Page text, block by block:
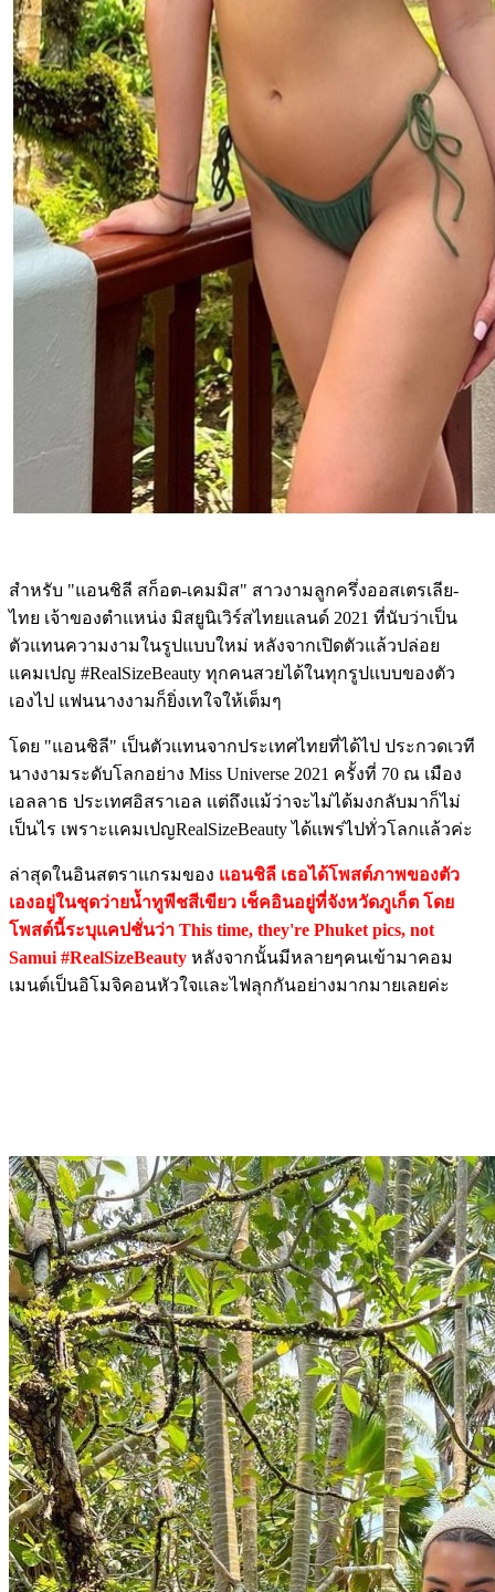
สำหรับ "แอนชิลี สก็อต-เคมมิส" สาวงามลูกครึ่งออสเตรเลีย-
ไทย เจ้าของตำแหน่ง มิสยูนิเวิร์สไทยแลนด์ 2021 ที่นับว่าเป็น
ตัวแทนความงามในรูปแบบใหม่ หลังจากเปิดตัวแล้วปล่อย
แคมเปญ #RealSizeBeauty ทุกคนสวยได้ในทุกรูปแบบของตัว
เองไป แฟนนางงามก็ยิ่งเทใจให้เต็มๆ
โดย "แอนชิลี" เป็นตัวเเทนจากประเทศไทยที่ได้ไป ประกวดเวที
นางงามระดับโลกอย่าง Miss Universe 2021 ครั้งที่ 70 ณ เมือง
เอลลาธ ประเทศอิสราเอล เเต่ถึงเเม้ว่าจะไม่ได้มงกลับมาก็ไม่
เป็นไร เพราะเเคมเปญRealSizeBeauty ได้เเพร่ไปทั่วโลกเเล้วค่ะ
ล่าสุดในอินสตราแกรมของ เเอนชิลี เธอได้โพสต์ภาพของตัว
เองอยู่ในชุดว่ายน้ำทูพีชสีเขียว เช็คอินอยู่ที่จังหวัดภูเก็ต โดย
โพสต์นี้ระบุเเคปชั่นว่า This time, they're Phuket pics, not
Samui #RealSizeBeauty หลังจากนั้นมีหลายๆคนเข้ามาคอม
เมนต์เป็นอิโมจิคอนหัวใจเเละไฟลุกกันอย่างมากมายเลยค่ะ